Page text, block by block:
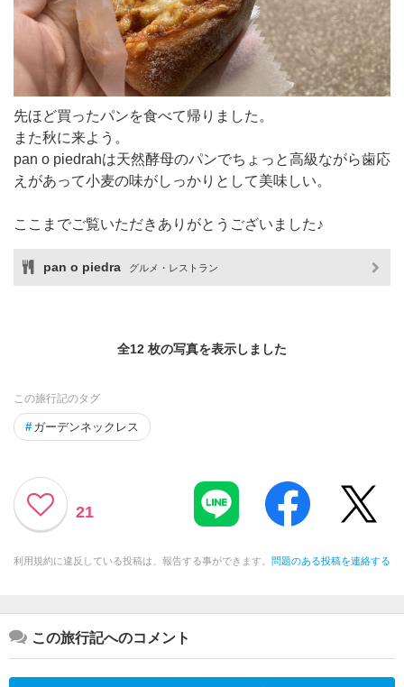
先ほど買ったパンを食べて帰りました。
また秋に来よう。
pan o piedrahは天然酵母のパンでちょっと高級ながら歯応
えがあって小麦の味がしっかりとして美味しい。
ここまでご覧いただきありがとうございました♪
pan o piedra グルメ・レストラン
全12 枚の写真を表示しました
この旅行記のタグ
# ガーデンネックレス
21
利用規約に違反している投稿は、報告する事ができます。 問題のある投稿を連絡する
この旅行記へのコメント